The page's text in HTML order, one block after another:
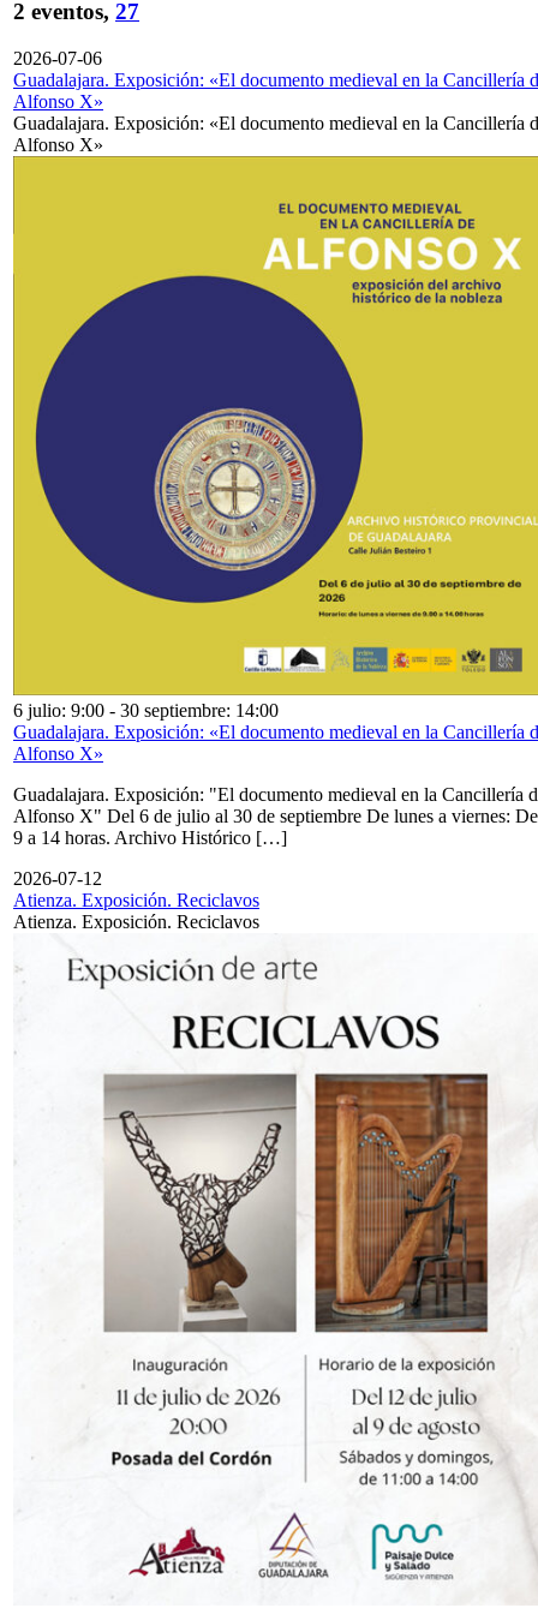
2 eventos, 27
2026-07-06
Guadalajara. Exposición: «El documento medieval en la Cancillería
Alfonso X»
Guadalajara. Exposición: «El documento medieval en la Cancillería
Alfonso X»
6 julio: 9:00 - 30 septiembre: 14:00
Guadalajara. Exposición: «El documento medieval en la Cancillería
Alfonso X»
Guadalajara. Exposición: "El documento medieval en la Cancillería
Alfonso X" Del 6 de julio al 30 de septiembre De lunes a viernes: De
9 a 14 horas. Archivo Histórico […]
2026-07-12
Atienza. Exposición. Reciclavos
Atienza. Exposición. Reciclavos